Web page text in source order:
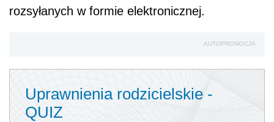
rozsyłanych w formie elektronicznej.
AUTOPROMOCJA
Uprawnienia rodzicielskie -
QUIZ